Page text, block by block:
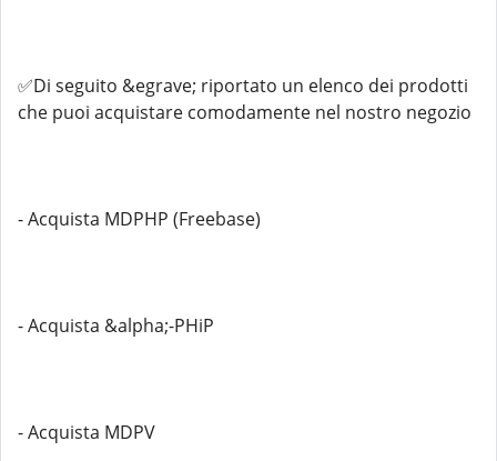
✅Di seguito &egrave; riportato un elenco dei prodotti
che puoi acquistare comodamente nel nostro negozio
- Acquista MDPHP (Freebase)
- Acquista &alpha;-PHiP
- Acquista MDPV